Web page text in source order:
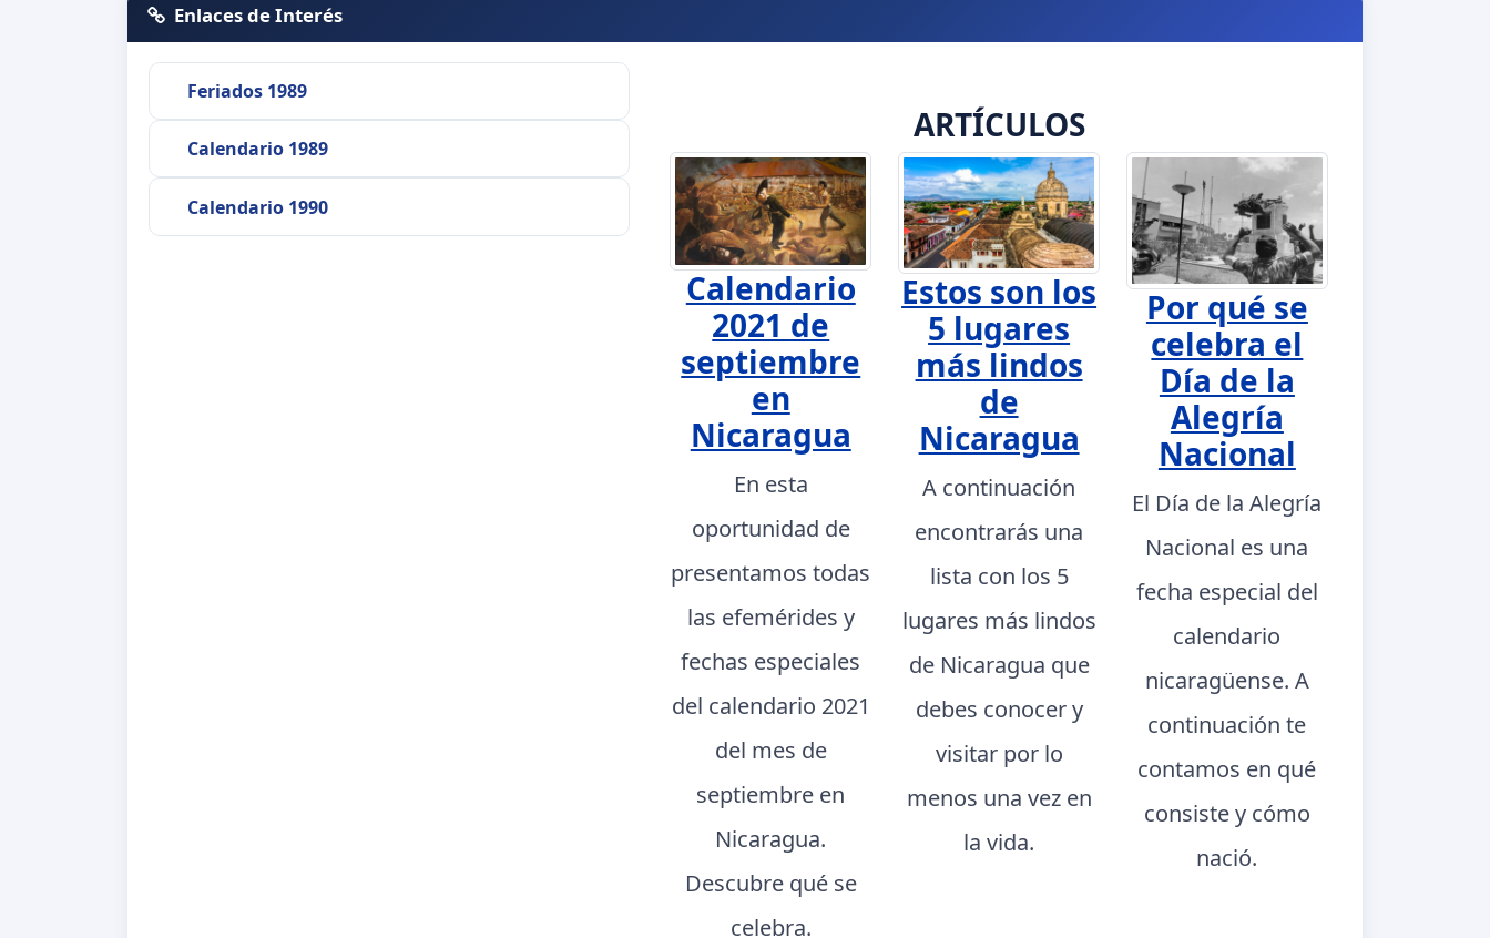
Enlaces de Interés
Feriados 1989
Calendario 1989
Calendario 1990
ARTÍCULOS
Calendario
2021 de
septiembre
en
Nicaragua
En esta
oportunidad de
presentamos todas
las efemérides y
fechas especiales
del calendario 2021
del mes de
septiembre en
Nicaragua.
Descubre qué se
celebra.
Estos son los
5 lugares
más lindos
de
Nicaragua
A continuación
encontrarás una
lista con los 5
lugares más lindos
de Nicaragua que
debes conocer y
visitar por lo
menos una vez en
la vida.
Por qué se
celebra el
Día de la
Alegría
Nacional
El Día de la Alegría
Nacional es una
fecha especial del
calendario
nicaragüense. A
continuación te
contamos en qué
consiste y cómo
nació.